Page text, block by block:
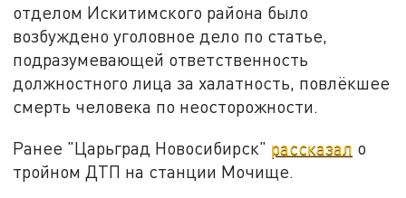
отделом Искитимского района было
возбуждено уголовное дело по статье,
подразумевающей ответственность
должностного лица за халатность, повлёкшее
смерть человека по неосторожности.
Ранее "Царьград Новосибирск" рассказал о
тройном ДТП на станции Мочище.